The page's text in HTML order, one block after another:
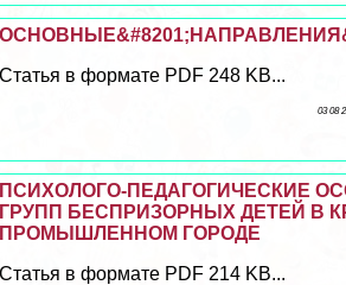
Статья в формате PDF 248 KB...
03 08
ПСИХОЛОГО-ПЕДАГОГИЧЕСКИЕ
ГРУПП БЕСПРИЗОРНЫХ ДЕТЕЙ В
ПРОМЫШЛЕННОМ ГОРОДЕ
Статья в формате PDF 214 KB...